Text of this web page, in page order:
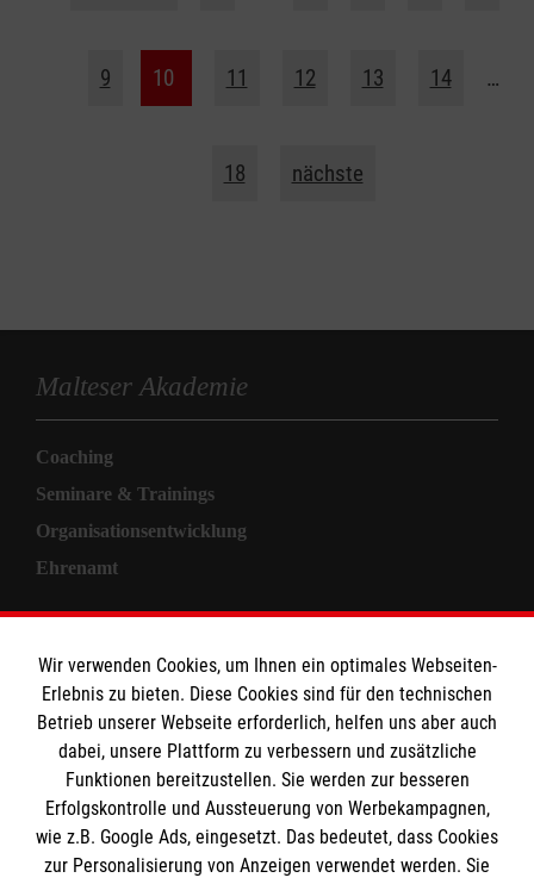
9 10 11 12 13 14 …
18 nächste
Malteser Akademie
Coaching
Seminare & Trainings
Organisationsentwicklung
Ehrenamt
Allgemeine Geschäftsbedingungen
Impressum
Datenschutz
Malteser online
Wir verwenden Cookies, um Ihnen ein optimales Webseiten-
Erlebnis zu bieten. Diese Cookies sind für den technischen
Betrieb unserer Webseite erforderlich, helfen uns aber auch
dabei, unsere Plattform zu verbessern und zusätzliche
Funktionen bereitzustellen. Sie werden zur besseren
Erfolgskontrolle und Aussteuerung von Werbekampagnen,
wie z.B. Google Ads, eingesetzt. Das bedeutet, dass Cookies
zur Personalisierung von Anzeigen verwendet werden. Sie